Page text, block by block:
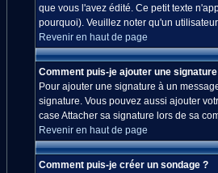
que vous l'avez édité. Ce petit texte
pourquoi). Veuillez noter qu'un
Revenir en haut de page
Comment puis-je ajouter une
Pour ajouter une signature à un
signature. Vous pouvez aussi ajouter
case Attacher sa signature lors de sa
Revenir en haut de page
Comment puis-je créer un sondage ?